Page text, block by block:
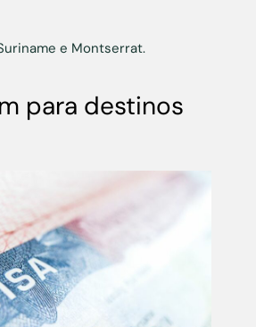
e Montserrat.
para destinos